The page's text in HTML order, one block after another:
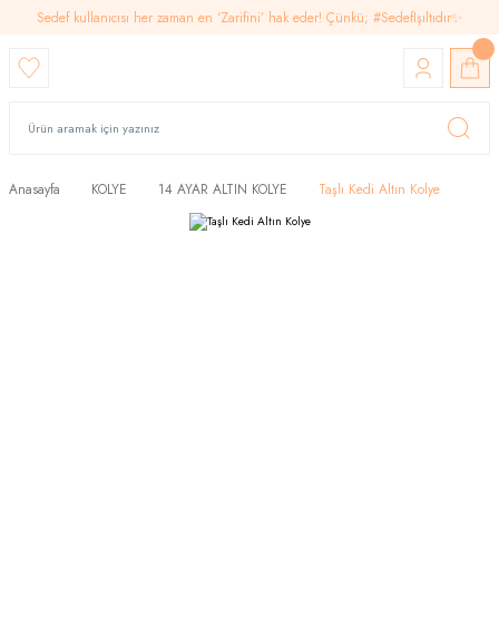
Sedef kullanıcısı her zaman en ‘Zarifini’ hak eder! Çünkü; #SedefIşıltıdır✨
Anasayfa KOLYE 14 AYAR ALTIN KOLYE Taşlı Kedi Altın Kolye